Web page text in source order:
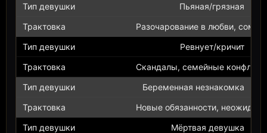
Пьяная/грязная
Разочарование в любви,
Ревнует/кричит
Скандалы, семейные
Беременная незнакомка
Новые обязанности,
Мёртвая девушка